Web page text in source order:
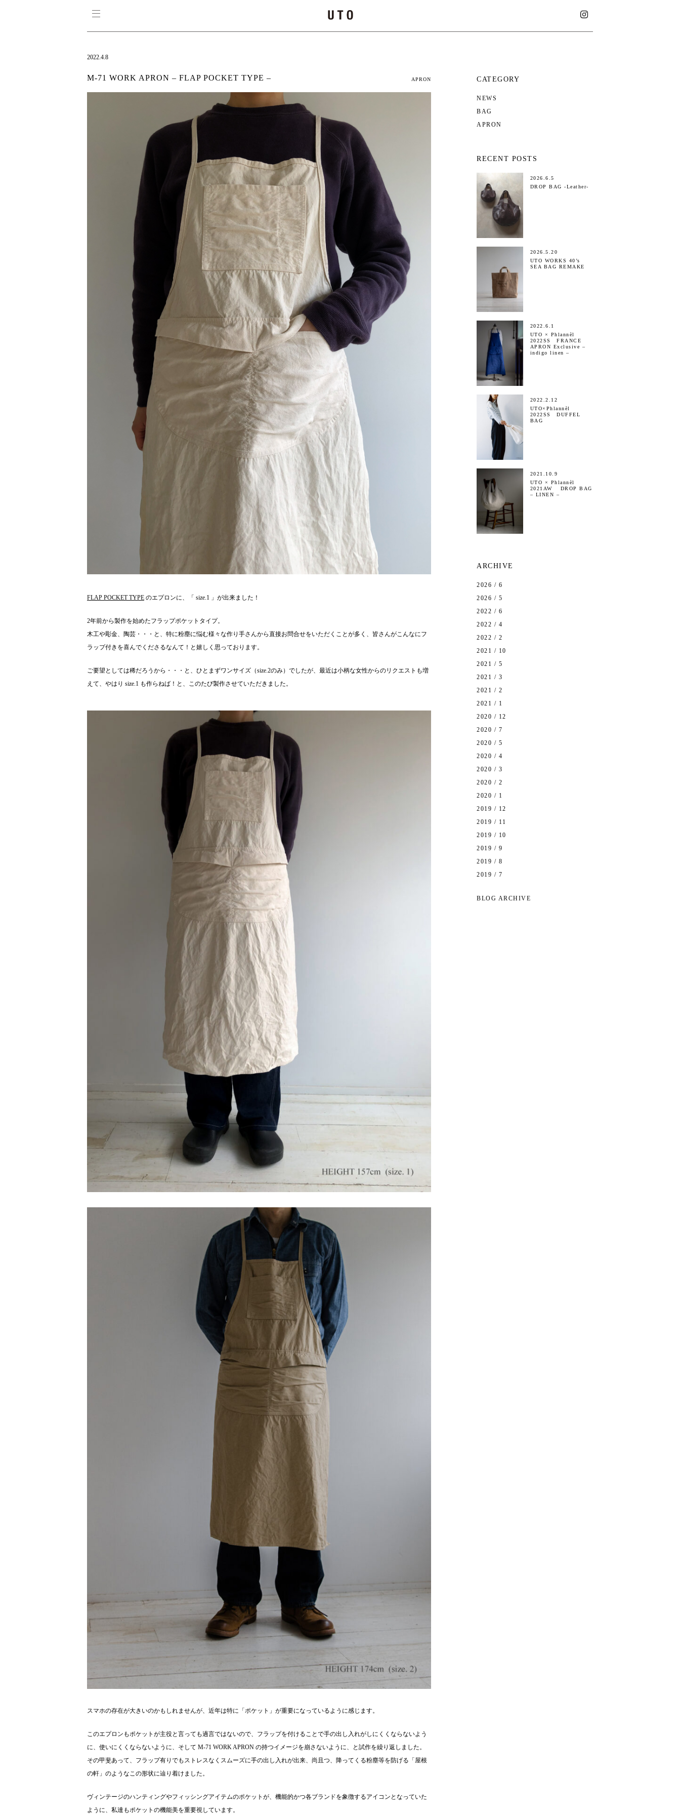
2022.4.8
M-71 WORK APRON – FLAP POCKET TYPE – APRON
FLAP POCKET TYPE のエプロンに、「 size.1 」が出来ました！
2年前から製作を始めたフラップポケットタイプ。
木工や彫金、陶芸・・・と、特に粉塵に悩む様々な作り手さんから直接お問合せをいただくことが多く、皆さんがこんなにフ
ラップ付きを喜んでくださるなんて！と嬉しく思っております。
ご要望としては稀だろうから・・・と、ひとまずワンサイズ（size.2のみ）でしたが、最近は小柄な女性からのリクエストも増
えて、やはり size.1 も作らねば！と、このたび製作させていただきました。
スマホの存在が大きいのかもしれませんが、近年は特に「ポケット」が重要になっているように感じます。
このエプロンもポケットが主役と言っても過言ではないので、フラップを付けることで手の出し入れがしにくくならないよう
に、使いにくくならないように、そして M-71 WORK APRON の持つイメージを崩さないように、と試作を繰り返しました。
その甲斐あって、フラップ有りでもストレスなくスムーズに手の出し入れが出来、尚且つ、降ってくる粉塵等を防げる「屋根
の軒」のようなこの形状に辿り着けました。
ヴィンテージのハンティングやフィッシングアイテムのポケットが、機能的かつ各ブランドを象徴するアイコンとなっていた
ように、私達もポケットの機能美を重要視しています。
CATEGORY
NEWS
BAG
APRON
RECENT POSTS
2026.6.5
DROP BAG -Leather-
2026.5.20
UTO WORKS 40’s
SEA BAG REMAKE
2022.6.1
UTO × Phlannèl
2022SS FRANCE
APRON Exclusive –
indigo linen –
2022.2.12
UTO×Phlannèl
2022SS DUFFEL
BAG
2021.10.9
UTO × Phlannèl
2021AW DROP BAG
– LINEN –
ARCHIVE
2026 / 6
2026 / 5
2022 / 6
2022 / 4
2022 / 2
2021 / 10
2021 / 5
2021 / 3
2021 / 2
2021 / 1
2020 / 12
2020 / 7
2020 / 5
2020 / 4
2020 / 3
2020 / 2
2020 / 1
2019 / 12
2019 / 11
2019 / 10
2019 / 9
2019 / 8
2019 / 7
BLOG ARCHIVE